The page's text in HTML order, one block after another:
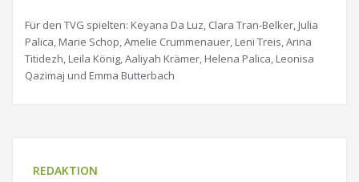
Für den TVG spielten: Keyana Da Luz, Clara Tran-Belker, Julia
Palica, Marie Schop, Amelie Crummenauer, Leni Treis, Arina
Titidezh, Leila König, Aaliyah Krämer, Helena Palica, Leonisa
Qazimaj und Emma Butterbach
REDAKTION